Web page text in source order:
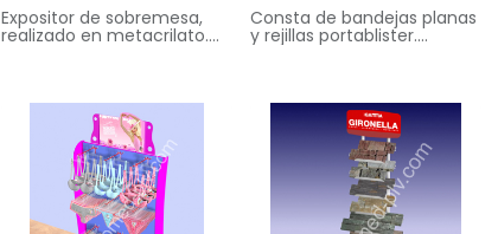
Expositor de sobremesa,
realizado en metacrilato.
Medidas: 34 cm. ancho X
29 cm. fondo X 45 cm.
Consta de bandejas planas
y rejillas portablister.
Decoración grafica sobre
cm. fondo X 210 cm. altura.